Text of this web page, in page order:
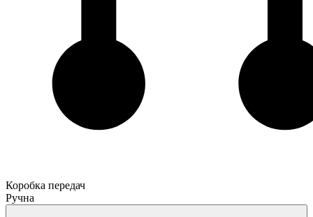
Коробка передач
Ручна